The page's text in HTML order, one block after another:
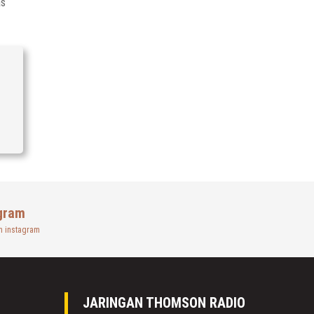
instagram
JARINGAN THOMSON RADIO